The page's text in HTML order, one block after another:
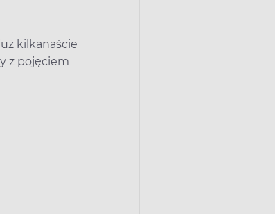
kilkanaście
z pojęciem